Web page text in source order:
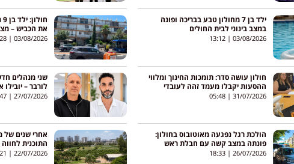
ילד בן 7 מחולון טבע בבריכה ופונה
במצב בינוני לבית החולים
03/08/2026
את הכביש –
03/08/2026
12:28
חולון עושה סדר: תומכות החינוך ומלווי
ההסעות יקבלו מעמד זהה לעובדי
העירייה
31/07/2026
שני מנהלים
לורבר – יובילו
בחולון בשנת
27/07/2026
01:47
הולכת רגל נפגעה מאוטובוס בחולון:
פונתה במצב קשה עם חבלת ראש
26/07/2026
אחרי שנים של
התוכנית
והריאה הירוקה
22/07/2026